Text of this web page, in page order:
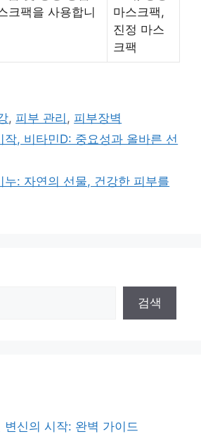
크팩을 사용합니
마스크팩,
진정 마스
크팩
, 피부 관리 , 피부장벽
작, 비타민D: 중요성과 올바른 선
누: 자연의 선물, 건강한 피부를
검색
변신의 시작: 완벽 가이드